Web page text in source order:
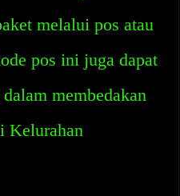
melalui pos atau
pos ini juga dapat
membedakan
Kelurahan